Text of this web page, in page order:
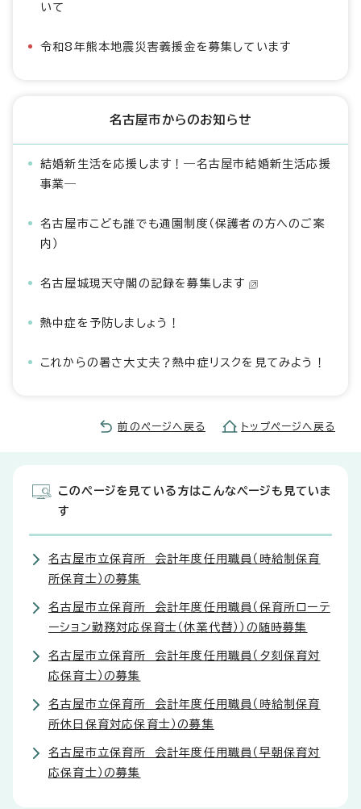
いて
令和8年熊本地震災害義援金を募集しています
名古屋市からのお知らせ
結婚新生活を応援します！―名古屋市結婚新生活応援
事業―
名古屋市こども誰でも通園制度（保護者の方へのご案
内）
名古屋城現天守閣の記録を募集します
熱中症を予防しましょう！
これからの暑さ大丈夫？熱中症リスクを見てみよう！
前のページへ戻る トップページへ戻る
このページを見ている方はこんなページも見ていま
す
名古屋市立保育所 会計年度任用職員（時給制保育
所保育士）の募集
名古屋市立保育所 会計年度任用職員（保育所ローテ
ーション勤務対応保育士（休業代替））の随時募集
名古屋市立保育所 会計年度任用職員（夕刻保育対
応保育士）の募集
名古屋市立保育所 会計年度任用職員（時給制保育
所休日保育対応保育士）の募集
名古屋市立保育所 会計年度任用職員（早朝保育対
応保育士）の募集